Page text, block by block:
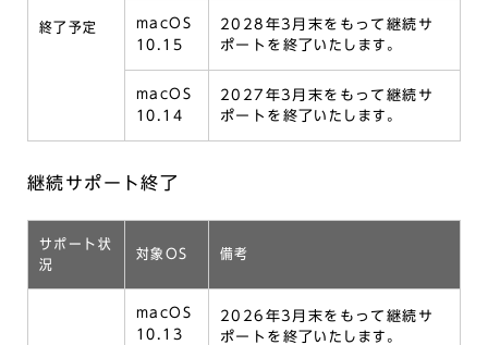
終了予定
macOS
10.15
2028年3月末をもって継続サ
ポートを終了いたします。
macOS
10.14
2027年3月末をもって継続サ
ポートを終了いたします。
継続サポート終了
サポート状
況
対象OS 備考
macOS
10.13
2026年3月末をもって継続サ
ポートを終了いたします。